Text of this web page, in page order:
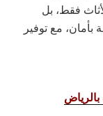
فقط، بل
مع توفير